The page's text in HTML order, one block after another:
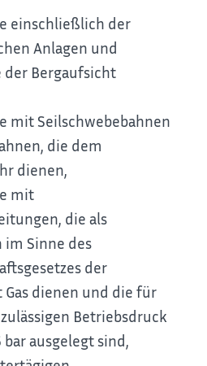
einschließlich der
Anlagen und
der Bergaufsicht
mit Seilschwebebahnen
die dem
dienen,
mit
die als
im Sinne des
der
dienen und die für
Betriebsdruck
bar ausgelegt sind,